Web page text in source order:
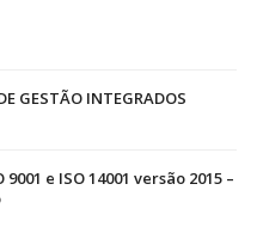
GESTÃO INTEGRADOS
e ISO 14001 versão 2015 –